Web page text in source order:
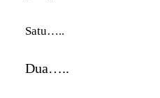
Satu…..
Dua…..